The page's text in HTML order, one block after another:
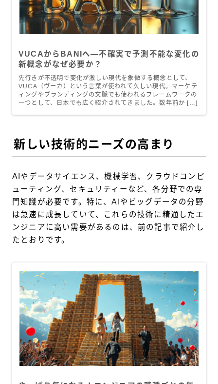
VUCAからBANIへ—不確実で予測不能な変化の
新概念がなぜ必要か？
先行きが不透明で変化が激しい現代を象徴する概念として、
VUCA（ヴーカ）という言葉が使われて久しい現代。マーケテ
ィングやブランディングの文脈でも使われるフレームワークの
一つとして、日本でも広く紹介されてきました。数年前か […]
新しい技術的ニーズの高まり
AIやデータサイエンス、機械学習、クラウドコンピ
ューティング、セキュリティーなど、各分野での専
門知識が必要です。特に、AIやビッグデータの分野
は急速に成長していて、これらの技術に精通したエ
ンジニアに高い需要があるのは、前の記事で紹介し
たとおりです。